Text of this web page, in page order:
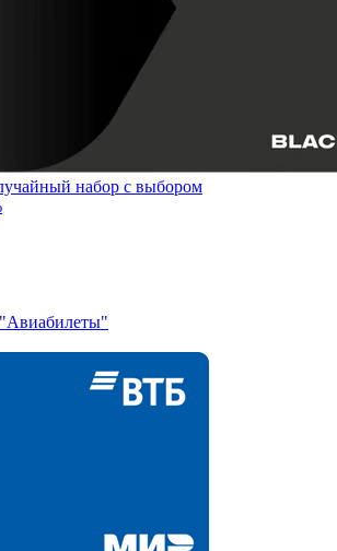
набор с выбором
"Авиабилеты"